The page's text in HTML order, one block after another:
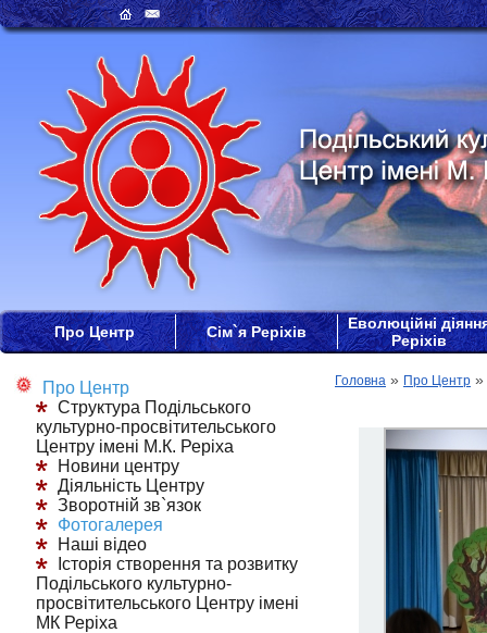
Про Центр Сім`я Реріхів
Еволюційні
Реріхів
Про Центр
Структура Подільського
культурно-просвітительського
Центру імені М.К. Реріха
Новини центру
Діяльність Центру
Зворотній зв`язок
Фотогалерея
Наші відео
Історія створення та розвитку
Подільського культурно-
просвітительського Центру імені
МК Реріха
Головна » Про Центр »